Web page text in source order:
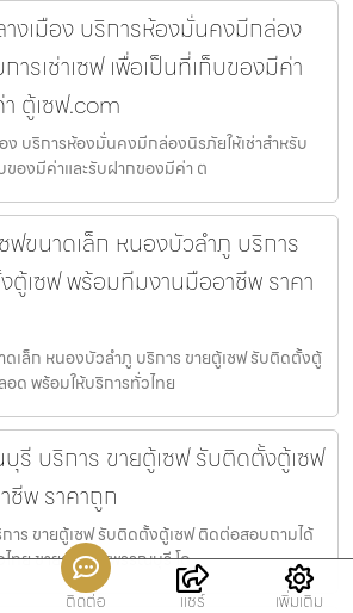
างเมือง บริการห้องมั่นคงมีกล่อง
ารเช่าเซฟ เพื่อเป็นที่เก็บของมีค่า
ตู้เซฟ.com
ง บริการห้องมั่นคงมีกล่องนิรภัยให้เช่าสำหรับ
ของมีค่าและรับฝากของมีค่า ต
ฟขนาดเล็ก หนองบัวลำภู บริการ
ตู้เซฟ พร้อมทีมงานมืออาชีพ ราคา
เล็ก หนองบัวลำภู บริการ ขายตู้เซฟ รับติดตั้งตู้
ด พร้อมให้บริการทั่วไทย
รี บริการ ขายตู้เซฟ รับติดตั้งตู้เซฟ
พ ราคาถูก
าร ขายตู้เซฟ รับติดตั้งตู้เซฟ ติดต่อสอบถามได้
ทย ขายตู้เซฟ สุพรรณบุรี โด
ติดต่อ แชร์ เพิ่มเติม